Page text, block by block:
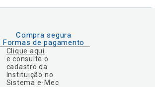
Compra segura
Formas de pagamento
Clique aqui
e consulte o
cadastro da
Instituição no
Sistema e-Mec